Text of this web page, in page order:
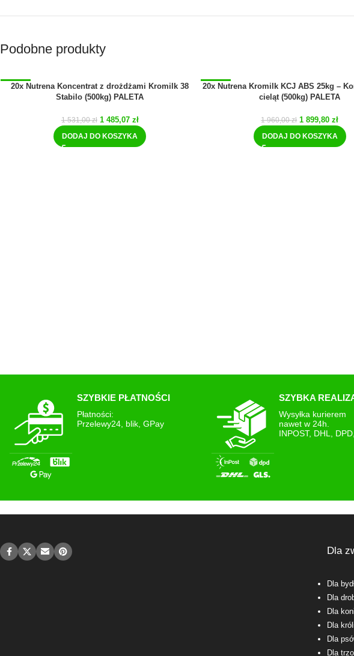
Podobne produkty
-3%
20x Nutrena Koncentrat z drożdżami Kromilk 38
Stabilo (500kg) PALETA
1 531,00zł 1 485,07 zł
DODAJ DO KOSZYKA
-3%
20x Nutrena Kromilk KCJ ABS 25kg –
cieląt (500kg) PALETA
1 960,00zł 1 899,80zł
DODAJ DO KOSZYKA
SZYBKIE PŁATNOŚCI
Płatności:
Przelewy24, blik, GPay
SZYBKA
Wysyłka kurierem
nawet w 24h.
INPOST, DHL,
Dla
Dla
Dla
Dla koni
Dla
Dla
Dla